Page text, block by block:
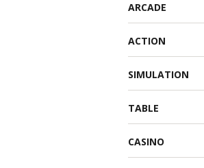
ARCADE
ACTION
SIMULATION
TABLE
CASINO